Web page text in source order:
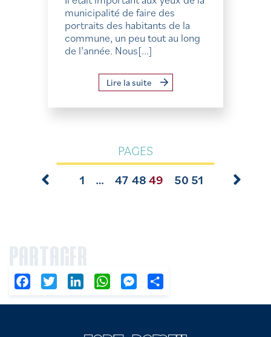
municipalité de faire des
portraits des habitants de la
commune, un peu tout au long
de l’année. Nous[...]
Lire la suite
PAGES
1 … 47 4849 50 51
PARTAGER
FacebookTwitter LinkedIn WhatsAppMessenger